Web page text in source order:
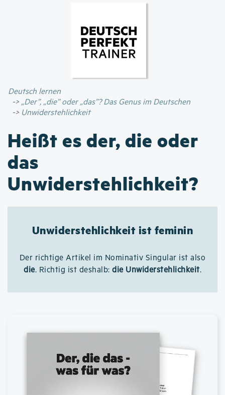
Inhalt
Deutsch lernen
„Der”, „die” oder „das”? Das Genus im Deutschen
Unwiderstehlichkeit
Heißt es der, die oder
das
Unwiderstehlichkeit?
Unwiderstehlichkeit ist feminin
Der richtige Artikel im Nominativ Singular ist also
die. Richtig ist deshalb: die Unwiderstehlichkeit.